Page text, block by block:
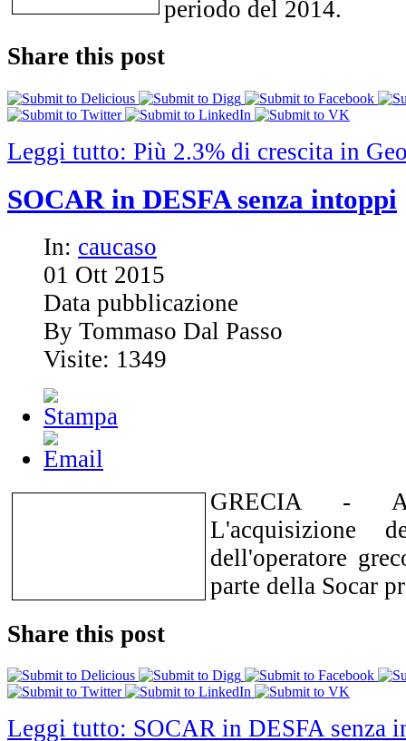
periodo del 2014.
Share this post
Leggi tutto: Più 2.3% di crescita in
SOCAR in DESFA senza intoppi
In: caucaso
01 Ott 2015
Data pubblicazione
By Tommaso Dal Passo
Visite: 1349
GRECIA -
L'acquisizione
dell'operatore
parte della Socar
Share this post
Leggi tutto: SOCAR in DESFA senza